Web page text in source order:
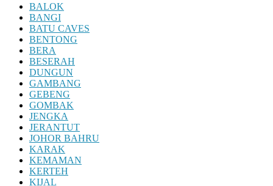
BALOK
BANGI
BATU CAVES
BENTONG
BERA
BESERAH
DUNGUN
GAMBANG
GEBENG
GOMBAK
JENGKA
JERANTUT
JOHOR BAHRU
KARAK
KEMAMAN
KERTEH
KIJAL